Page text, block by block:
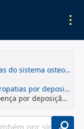
e do tecido conjuntivo
por deposição de cristais
por deposição de hidroxiapatita